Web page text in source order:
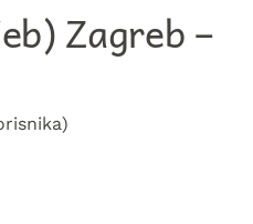
Zagreb –